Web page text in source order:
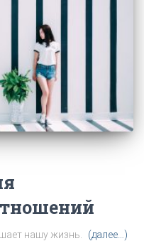
нашу жизнь.
(далее…)